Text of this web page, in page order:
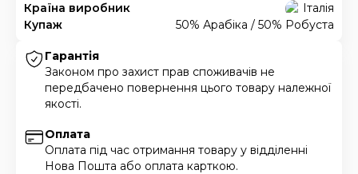
Країна виробник
Італія
Купаж
50% Арабіка / 50% Робуста
Гарантія
Законом про захист прав споживачів не
передбачено повернення цього товару належної
якості.
Оплата
Оплата під час отримання товару у відділенні
Нова Пошта або оплата карткою.